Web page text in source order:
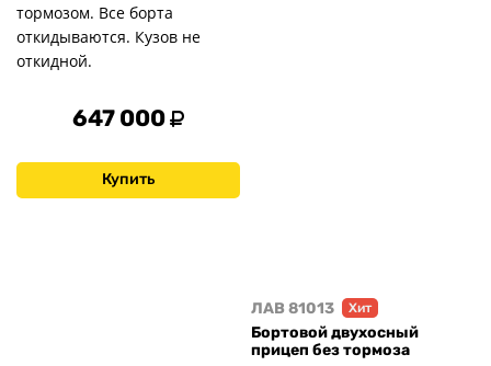
тормозом. Все борта
откидываются. Кузов не
откидной.
647 000
Купить
ЛАВ 81013 Хит
Бортовой двухосный
прицеп без тормоза